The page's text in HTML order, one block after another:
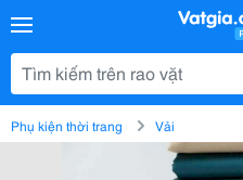
Phụ kiện thời trang Vải